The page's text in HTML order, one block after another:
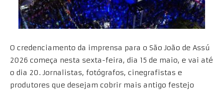
O credenciamento da imprensa para o São João de Assú
2026 começa nesta sexta-feira, dia 15 de maio, e vai até
o dia 20. Jornalistas, fotógrafos, cinegrafistas e
produtores que desejam cobrir mais antigo festejo